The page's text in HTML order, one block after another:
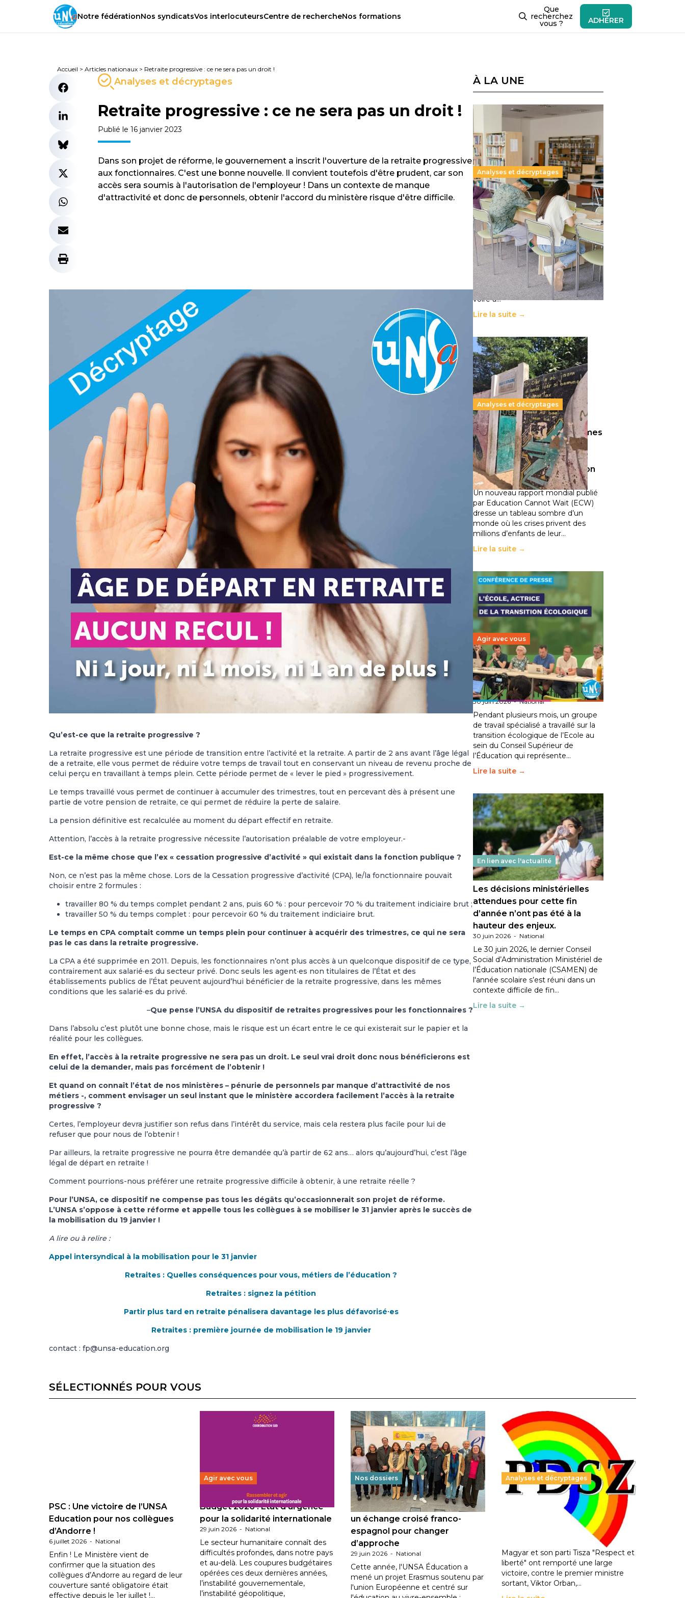
Notre fédérationNos syndicatsVos interlocuteursCentre de rechercheNos formations
Que
recherchez
vous ? ADHÉRER
Accueil > Articles nationaux > Retraite progressive : ce ne sera pas un droit !
Analyses et décryptages
Retraite progressive : ce ne sera pas un droit !
Publié le 16 janvier 2023
Dans son projet de réforme, le gouvernement a inscrit l'ouverture de la retraite progressive
aux fonctionnaires. C'est une bonne nouvelle. Il convient toutefois d'être prudent, car son
accès sera soumis à l'autorisation de l'employeur ! Dans un contexte de manque
d'attractivité et donc de personnels, obtenir l'accord du ministère risque d'être difficile.
Qu’est-ce que la retraite progressive ?
La retraite progressive est une période de transition entre l’activité et la retraite. A partir de 2 ans avant l’âge légal
de a retraite, elle vous permet de réduire votre temps de travail tout en conservant un niveau de revenu proche de
celui perçu en travaillant à temps plein. Cette période permet de « lever le pied » progressivement.
Le temps travaillé vous permet de continuer à accumuler des trimestres, tout en percevant dès à présent une
partie de votre pension de retraite, ce qui permet de réduire la perte de salaire.
La pension définitive est recalculée au moment du départ effectif en retraite.
Attention, l’accès à la retraite progressive nécessite l’autorisation préalable de votre employeur.-
Est-ce la même chose que l’ex « cessation progressive d’activité » qui existait dans la fonction publique ?
Non, ce n’est pas la même chose. Lors de la Cessation progressive d’activité (CPA), le/la fonctionnaire pouvait
choisir entre 2 formules :
travailler 80 % du temps complet pendant 2 ans, puis 60 % : pour percevoir 70 % du traitement indiciaire brut ;
travailler 50 % du temps complet : pour percevoir 60 % du traitement indiciaire brut.
Le temps en CPA comptait comme un temps plein pour continuer à acquérir des trimestres, ce qui ne sera
pas le cas dans la retraite progressive.
La CPA a été supprimée en 2011. Depuis, les fonctionnaires n’ont plus accès à un quelconque dispositif de ce type,
contrairement aux salarié∙es du secteur privé. Donc seuls les agent∙es non titulaires de l’État et des
établissements publics de l’État peuvent aujourd’hui bénéficier de la retraite progressive, dans les mêmes
conditions que les salarié∙es du privé.
–Que pense l’UNSA du dispositif de retraites progressives pour les fonctionnaires ?
Dans l’absolu c’est plutôt une bonne chose, mais le risque est un écart entre le ce qui existerait sur le papier et la
réalité pour les collègues.
En effet, l’accès à la retraite progressive ne sera pas un droit. Le seul vrai droit donc nous bénéficierons est
celui de la demander, mais pas forcément de l’obtenir !
Et quand on connaît l’état de nos ministères – pénurie de personnels par manque d’attractivité de nos
métiers -, comment envisager un seul instant que le ministère accordera facilement l’accès à la retraite
progressive ?
Certes, l’employeur devra justifier son refus dans l’intérêt du service, mais cela restera plus facile pour lui de
refuser que pour nous de l’obtenir !
Par ailleurs, la retraite progressive ne pourra être demandée qu’à partir de 62 ans… alors qu’aujourd’hui, c’est l’âge
légal de départ en retraite !
Comment pourrions-nous préférer une retraite progressive difficile à obtenir, à une retraite réelle ?
Pour l’UNSA, ce dispositif ne compense pas tous les dégâts qu’occasionnerait son projet de réforme.
L’UNSA s’oppose à cette réforme et appelle tous les collègues à se mobiliser le 31 janvier après le succès de
la mobilisation du 19 janvier !
A lire ou à relire :
Appel intersyndical à la mobilisation pour le 31 janvier
Retraites : Quelles conséquences pour vous, métiers de l’éducation ?
Retraites : signez la pétition
Partir plus tard en retraite pénalisera davantage les plus défavorisé∙es
Retraites : première journée de mobilisation le 19 janvier
contact : fp@unsa-education.org
À LA UNE
Analyses et décryptages
Supérieur privé : une dérive
qui met à mal la promesse
républicaine
11 juillet 2026- National
Le projet de loi sur la régulation de
l’enseignement supérieur privé met
en lumière l’amplification d’un
système qui relègue l’acte
pédagogique au superfétatoire,
voire à…
Lire la suite →
Analyses et décryptages
258 millions d’enfants victimes
de la guerre, des chocs
climatiques et des
déplacements de population
11 juillet 2026 -National
Un nouveau rapport mondial publié
par Education Cannot Wait (ECW)
dresse un tableau sombre d’un
monde où les crises privent des
millions d’enfants de leur…
Lire la suite →
Agir avec vous
Transition écologique de
l’éducation : l’UNSA Éducation
fait bouger les lignes
30 juin 2026-National
Pendant plusieurs mois, un groupe
de travail spécialisé a travaillé sur la
transition écologique de l’Ecole au
sein du Conseil Supérieur de
l’Éducation qui représente…
Lire la suite →
En lien avec l'actualité
Les décisions ministérielles
attendues pour cette fin
d’année n’ont pas été à la
hauteur des enjeux.
30 juin 2026 - National
Le 30 juin 2026, le dernier Conseil
Social d’Administration Ministériel de
l’Éducation nationale (CSAMEN) de
l'année scolaire s’est réuni dans un
contexte difficile de fin…
Lire la suite →
SÉLECTIONNÉS POUR VOUS
PSC : Une victoire de l’UNSA
Education pour nos collègues
d’Andorre !
6 juillet 2026 - National
Enfin ! Le Ministère vient de
confirmer que la situation des
collègues d’Andorre au regard de leur
couverture santé obligatoire était
effective depuis le 1er juillet !…
Agir avec vous
Budget 2026 : État d’urgence
pour la solidarité internationale
29 juin 2026 - National
Le secteur humanitaire connaît des
difficultés profondes, dans notre pays
et au-delà. Les coupures budgétaires
opérées ces deux dernières années,
l’instabilité gouvernementale,
l’instabilité géopolitique,
Nos dossiers
Éducation au vivre-ensemble :
un échange croisé franco-
espagnol pour changer
d’approche
29 juin 2026 - National
Cette année, l'UNSA Éducation a
mené un projet Erasmus soutenu par
l'union Européenne et centré sur
Analyses et décryptages
Hongrie : du changement pour
les politiques éducatives, aussi !
En Hongrie, le conservateur Peter
Magyar et son parti Tisza "Respect et
liberté" ont remporté une large
victoire, contre le premier ministre
sortant, Viktor Orban,…